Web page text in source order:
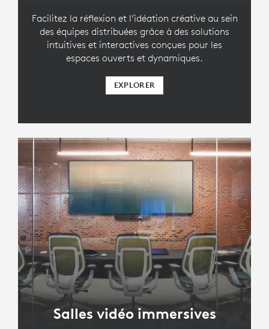
Facilitez la réflexion et l’idéation créative au sein
des équipes distribuées grâce à des solutions
intuitives et interactives conçues pour les
espaces ouverts et dynamiques.
EXPLORER
Salles vidéo immersives